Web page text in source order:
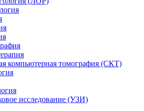
компьютерная томография (СКТ)
исследование (УЗИ)